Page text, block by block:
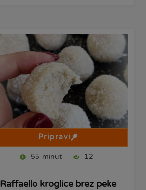
Pripravi
55 minut 12
Raffaello kroglice brez peke